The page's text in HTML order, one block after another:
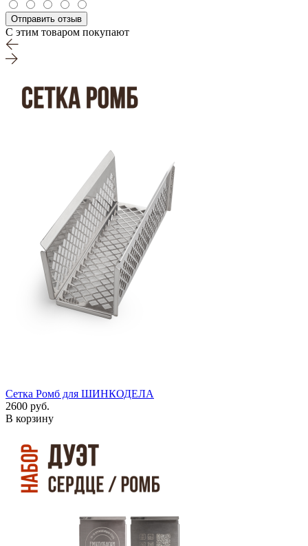
Отправить отзыв
С этим товаром покупают
Сетка Ромб для ШИНКОДЕЛА
2600 руб.
В корзину